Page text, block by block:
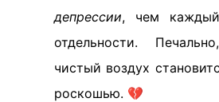
депрессии, чем
отдельности.
чистый воздух
роскошью. 💔